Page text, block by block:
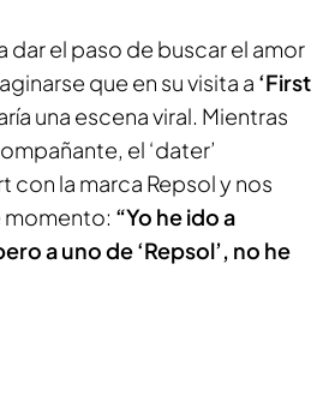
dar el paso de buscar el amor
que en su visita a ‘First
una escena viral. Mientras
el ‘dater’
con la marca Repsol y nos
momento: “Yo he ido a
a uno de ‘Repsol’, no he